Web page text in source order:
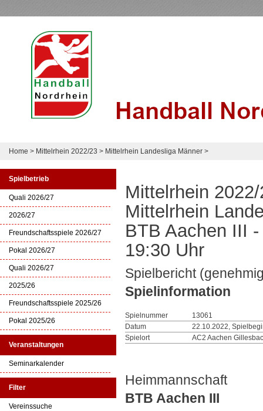
Home > Mittelrhein 2022/23 > Mittelrhein Landesliga Männer >
Spielbetrieb
Quali 2026/27
2026/27
Freundschaftsspiele 2026/27
Pokal 2026/27
Quali 2026/27
2025/26
Freundschaftsspiele 2025/26
Pokal 2025/26
Veranstaltungen
Seminarkalender
Filter
Vereinssuche
Mittelrhein
Mittelrhein
BTB Aachen III
19:30 Uhr
Spielbericht
Spielinformation
Spielnummer
13061
Datum
22.10.2022,
Spielort
AC2 Aachen
Heimmannschaft
BTB Aachen III